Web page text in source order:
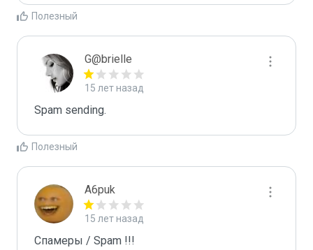
Полезный
G@brielle
15 лет назад
Spam sending.
Полезный
A6puk
15 лет назад
Спамеры / Spam !!!